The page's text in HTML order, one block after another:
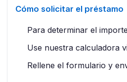
Cómo solicitar el préstamo
Para determinar el
Use nuestra calculadora
Rellene el formulario y